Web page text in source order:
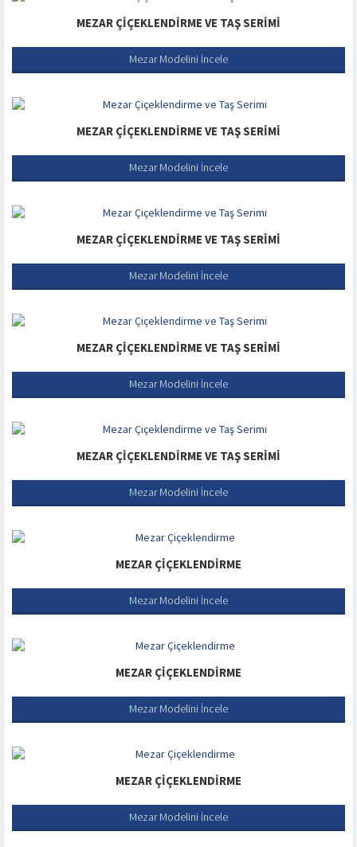
MEZAR ÇIÇEKLENDIRME VE TAŞ SERIMI
Mezar Modelini İncele
MEZAR ÇIÇEKLENDIRME VE TAŞ SERIMI
Mezar Modelini İncele
MEZAR ÇIÇEKLENDIRME VE TAŞ SERIMI
Mezar Modelini İncele
MEZAR ÇIÇEKLENDIRME VE TAŞ SERIMI
Mezar Modelini İncele
MEZAR ÇIÇEKLENDIRME VE TAŞ SERIMI
Mezar Modelini İncele
MEZAR ÇIÇEKLENDIRME
Mezar Modelini İncele
MEZAR ÇIÇEKLENDIRME
Mezar Modelini İncele
MEZAR ÇIÇEKLENDIRME
Mezar Modelini İncele